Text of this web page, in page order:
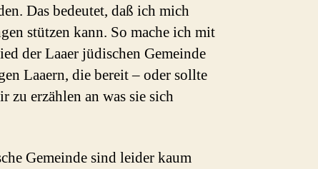
Das bedeutet, daß ich mich
stützen kann. So mache ich mit
der Laaer jüdischen Gemeinde
Laaern, die bereit – oder sollte
zu erzählen an was sie sich
Gemeinde sind leider kaum